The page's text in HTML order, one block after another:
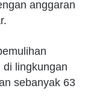
anggaran
lingkungan
sebanyak 63